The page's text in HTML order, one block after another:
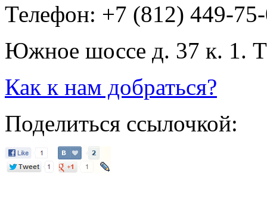
Телефон: +7 (812) 449-
Южное шоссе д. 37 к. 1.
Как к нам добраться?
Поделиться ссылочкой: